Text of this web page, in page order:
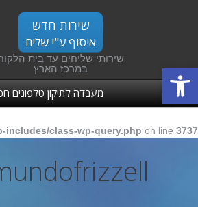
פתח סרגל נגישות
שירות חדש
איסוף ע"י שליח
שירותי שליחים עד בית
במרכז הארץ
מעבדה לתיקון טלפונים
includes/class-wp-query.php on line 3737